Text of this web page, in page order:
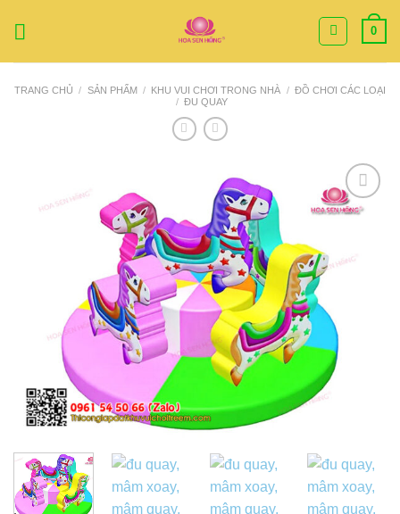
0
TRANG CHỦ / SẢN PHẨM / KHU VUI CHƠI TRONG NHÀ / ĐỒ CHƠI CÁC LOẠI
/ ĐU QUAY
Add to